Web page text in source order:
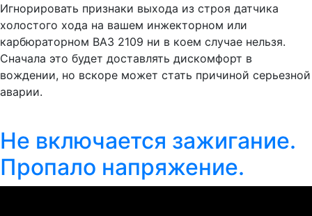
Игнорировать признаки выхода из строя датчика
холостого хода на вашем инжекторном или
карбюраторном ВАЗ 2109 ни в коем случае нельзя.
Сначала это будет доставлять дискомфорт в
вождении, но вскоре может стать причиной серьезной
аварии.
Не включается зажигание.
Пропало напряжение.